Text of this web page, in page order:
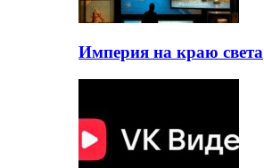
Империя на краю света